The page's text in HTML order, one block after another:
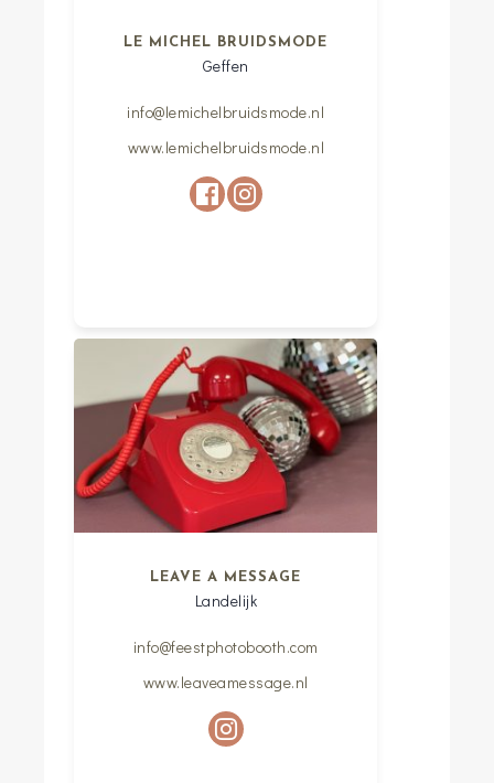
LE MICHEL BRUIDSMODE
Geffen
info@lemichelbruidsmode.nl
www.lemichelbruidsmode.nl
LEAVE A MESSAGE
Landelijk
info@feestphotobooth.com
www.leaveamessage.nl